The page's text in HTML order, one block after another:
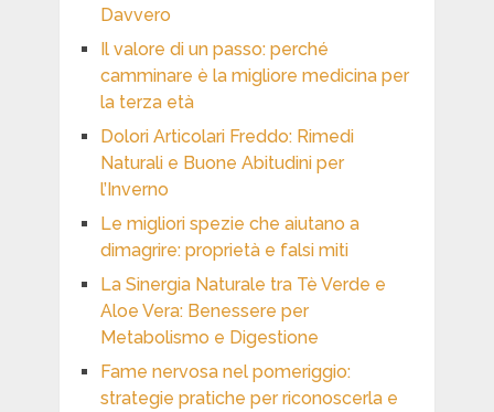
Davvero
Il valore di un passo: perché
camminare è la migliore medicina per
la terza età
Dolori Articolari Freddo: Rimedi
Naturali e Buone Abitudini per
l’Inverno
Le migliori spezie che aiutano a
dimagrire: proprietà e falsi miti
La Sinergia Naturale tra Tè Verde e
Aloe Vera: Benessere per
Metabolismo e Digestione
Fame nervosa nel pomeriggio:
strategie pratiche per riconoscerla e